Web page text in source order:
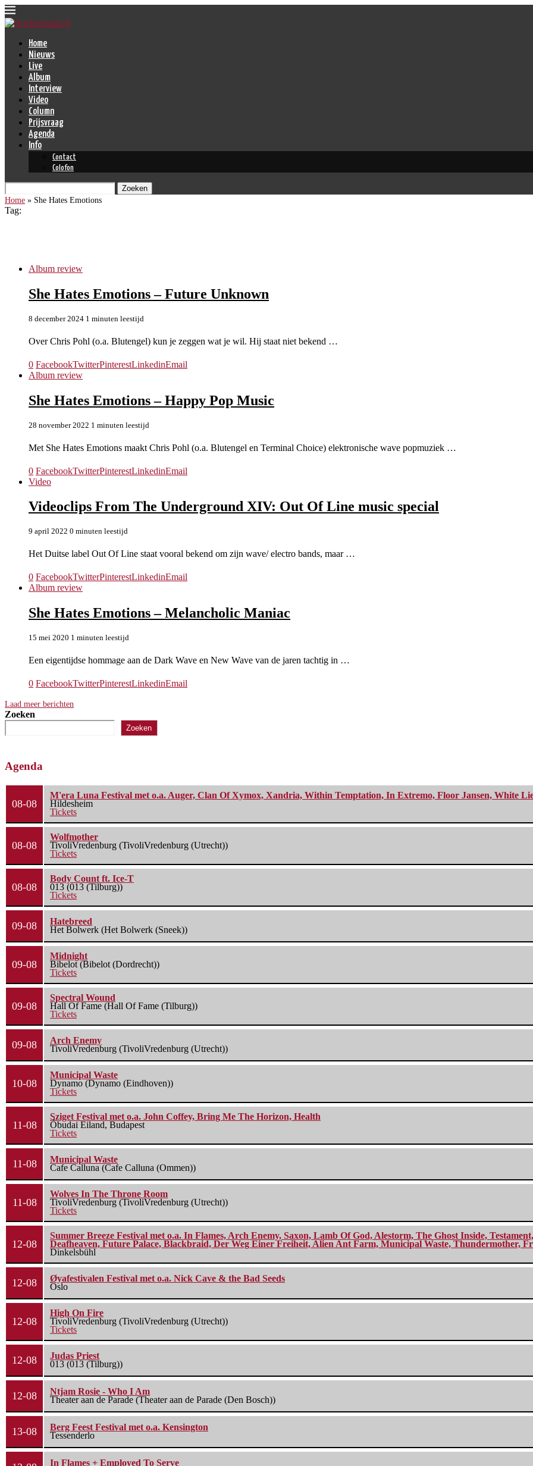
Home
Nieuws
Live
Album
Interview
Video
Column
Prijsvraag
Agenda
Info
Contact
Colofon
Zoeken
Home » She Hates Emotions
Tag:
Album review
She Hates Emotions – Future Unknown
8 december 2024 1 minuten leestijd
Over Chris Pohl (o.a. Blutengel) kun je zeggen wat je wil. Hij staat niet bekend …
0 FacebookTwitterPinterestLinkedinEmail
Album review
She Hates Emotions – Happy Pop Music
28 november 2022 1 minuten leestijd
Met She Hates Emotions maakt Chris Pohl (o.a. Blutengel en Terminal Choice) elektronische wave popmuziek …
0 FacebookTwitterPinterestLinkedinEmail
Video
Videoclips From The Underground XIV: Out Of Line music special
9 april 2022 0 minuten leestijd
Het Duitse label Out Of Line staat vooral bekend om zijn wave/ electro bands, maar …
0 FacebookTwitterPinterestLinkedinEmail
Album review
She Hates Emotions – Melancholic Maniac
15 mei 2020 1 minuten leestijd
Een eigentijdse hommage aan de Dark Wave en New Wave van de jaren tachtig in …
0 FacebookTwitterPinterestLinkedinEmail
Laad meer berichten
Zoeken
Zoeken
Agenda
08-08
M'era Luna Festival met o.a. Auger, Clan Of Xymox, Xandria, Within Temptation, In Extremo, Floor Jansen, White
Hildesheim
Tickets
08-08
Wolfmother
TivoliVredenburg (TivoliVredenburg (Utrecht))
Tickets
08-08
Body Count ft. Ice-T
013 (013 (Tilburg))
Tickets
09-08
Hatebreed
Het Bolwerk (Het Bolwerk (Sneek))
09-08
Midnight
Bibelot (Bibelot (Dordrecht))
Tickets
09-08
Spectral Wound
Hall Of Fame (Hall Of Fame (Tilburg))
Tickets
09-08
Arch Enemy
TivoliVredenburg (TivoliVredenburg (Utrecht))
10-08
Municipal Waste
Dynamo (Dynamo (Eindhoven))
Tickets
11-08
Sziget Festival met o.a. John Coffey, Bring Me The Horizon, Health
Óbudai Eiland, Budapest
Tickets
11-08
Municipal Waste
Cafe Calluna (Cafe Calluna (Ommen))
11-08
Wolves In The Throne Room
TivoliVredenburg (TivoliVredenburg (Utrecht))
Tickets
12-08
Summer Breeze Festival met o.a. In Flames, Arch Enemy, Saxon, Lamb Of God, Alestorm, The Ghost Inside,
Deafheaven, Future Palace, Blackbraid, Der Weg Einer Freiheit, Alien Ant Farm, Municipal Waste, Thundermother,
Dinkelsbühl
12-08
Øyafestivalen Festival met o.a. Nick Cave & the Bad Seeds
Oslo
12-08
High On Fire
TivoliVredenburg (TivoliVredenburg (Utrecht))
Tickets
12-08
Judas Priest
013 (013 (Tilburg))
12-08
Ntjam Rosie - Who I Am
Theater aan de Parade (Theater aan de Parade (Den Bosch))
13-08
Berg Feest Festival met o.a. Kensington
Tessenderlo
In Flames + Employed To Serve